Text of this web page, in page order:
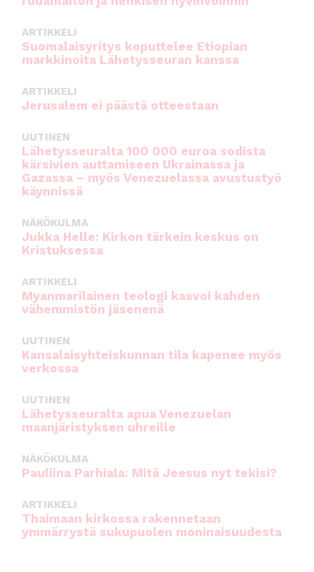
ARTIKKELI
Suomalaisyritys koputtelee Etiopian
markkinoita Lähetysseuran kanssa
ARTIKKELI
Jerusalem ei päästä otteestaan
UUTINEN
Lähetysseuralta 100 000 euroa sodista
kärsivien auttamiseen Ukrainassa ja
Gazassa – myös Venezuelassa avustustyö
käynnissä
NÄKÖKULMA
Jukka Helle: Kirkon tärkein keskus on
Kristuksessa
ARTIKKELI
Myanmarilainen teologi kasvoi kahden
vähemmistön jäsenenä
UUTINEN
Kansalaisyhteiskunnan tila kapenee myös
verkossa
UUTINEN
Lähetysseuralta apua Venezuelan
maanjäristyksen uhreille
NÄKÖKULMA
Pauliina Parhiala: Mitä Jeesus nyt tekisi?
ARTIKKELI
Thaimaan kirkossa rakennetaan
ymmärrystä sukupuolen moninaisuudesta